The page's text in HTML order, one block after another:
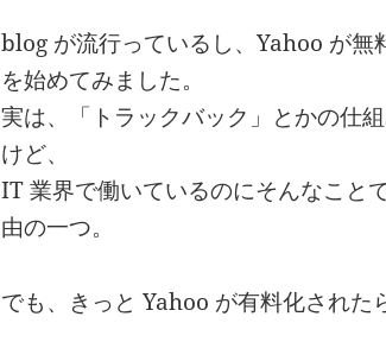
blog が流行っているし、Yahoo が
を始めてみました。
実は、「トラックバック」とかの仕
けど、
IT 業界で働いているのにそんなこと
由の一つ。
でも、きっと Yahoo が有料化され